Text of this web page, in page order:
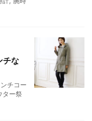
チな
ンチコー
ター祭